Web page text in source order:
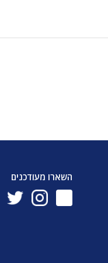
השארו מעודכנים